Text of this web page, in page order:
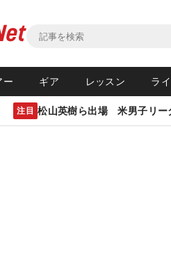
ー ギア レッスン ラ
注目 松山英樹ら出場 米男子リー